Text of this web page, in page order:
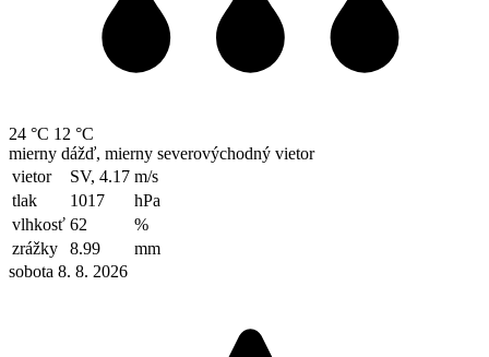
24 °C 12 °C
mierny dážď, mierny severovýchodný vietor
vietor
SV, 4.17 m/s
tlak
1017
hPa
vlhkosť 62
%
zrážky
8.99
mm
sobota 8. 8. 2026